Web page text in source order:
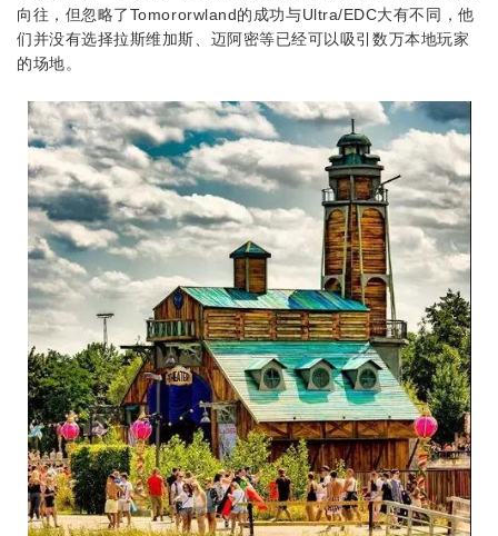
向往，但忽略了Tomororwland的成功与Ultra/EDC大有不同，他
们并没有选择拉斯维加斯、迈阿密等已经可以吸引数万本地玩家
的场地。